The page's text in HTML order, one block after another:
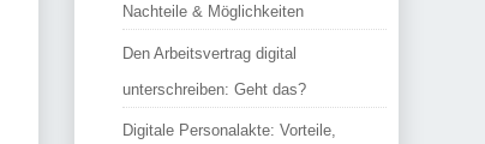
Nachteile & Möglichkeiten
Den Arbeitsvertrag digital
unterschreiben: Geht das?
Digitale Personalakte: Vorteile,